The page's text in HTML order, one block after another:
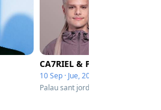
CA7RIEL & Paco Amoroso
10 Sep · Jue, 20:30
Palau sant jordi - Barcelona, Spain